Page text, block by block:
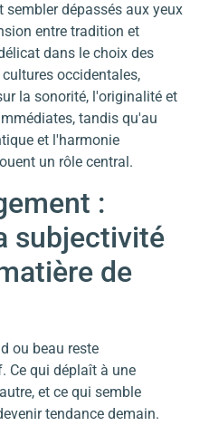
sembler dépassés aux yeux
entre tradition et
dans le choix des
occidentales,
la sonorité, l'originalité et
tandis qu'au
et l'harmonie
un rôle central.
:
subjectivité
de
ou beau reste
Ce qui déplaît à une
et ce qui semble
tendance demain.